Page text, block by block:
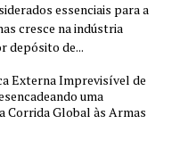
essenciais para a
cresce na indústria
depósito de...
Externa Imprevisível de
uma
Corrida Global às Armas